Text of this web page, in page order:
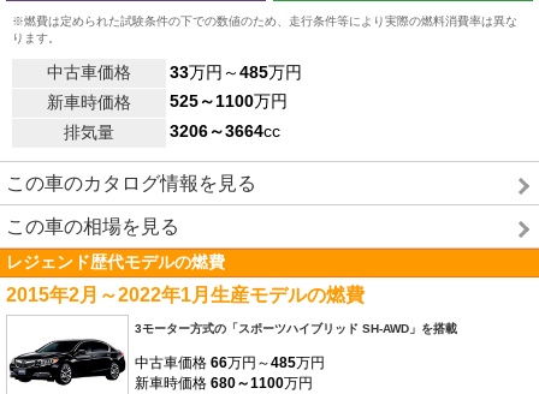
※燃費は定められた試験条件の下での数値のため、走行条件等により実際の燃料消費率は異な
ります。
中古車価格 33万円～485万円
新車時価格
525～1100万円
排気量
3206～3664cc
この車のカタログ情報を見る
この車の相場を見る
レジェンド歴代モデルの燃費
2015年2月～2022年1月生産モデルの燃費
3モーター方式の「スポーツハイブリッド SH-AWD」を搭載
中古車価格 66万円～485万円
新車時価格 680～1100万円